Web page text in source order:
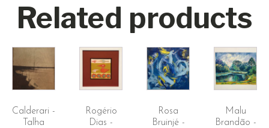
Related products
Calderari -
Talha
Rogério
Dias -
Rosa
Bruinjé -
Malu
Brandão -